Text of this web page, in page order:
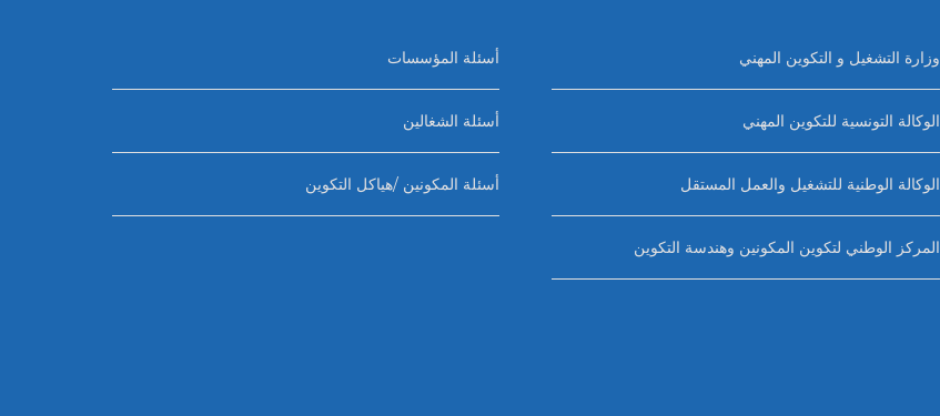
أسئلة المؤسسات
أسئلة الشغالين
أسئلة المكونين /هياكل التكوين
وزارة التشغيل و التكوين المهني
الوكالة التونسية للتكوين المهني
الوكالة الوطنية للتشغيل والعمل المستقل
المركز الوطني لتكوين المكونين وهندسة التكوين